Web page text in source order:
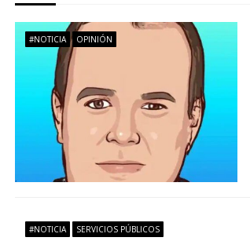
g
a
ó
n
#NOTICIA OPINIÓN
#NOTICIA SERVICIOS PÚBLICOS